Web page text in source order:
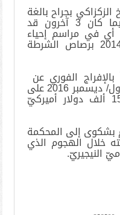
بجراح بالغة
واستشهد 3 من أولاده، فيما كان 3 آخرون قد
في مراسم إحياء
يوم القدس العالمي عام 2014 برصاص الشرطة
الفوري عن
الشيخ الزكزاكي في كانون الأول/ ديسمبر 2016 على
أن تدفع الأجهزة الأمنية 150 ألف دولار أميركيّ
بشكوى إلى المحكمة
خلال الهجوم الذي
النيجيريّ.